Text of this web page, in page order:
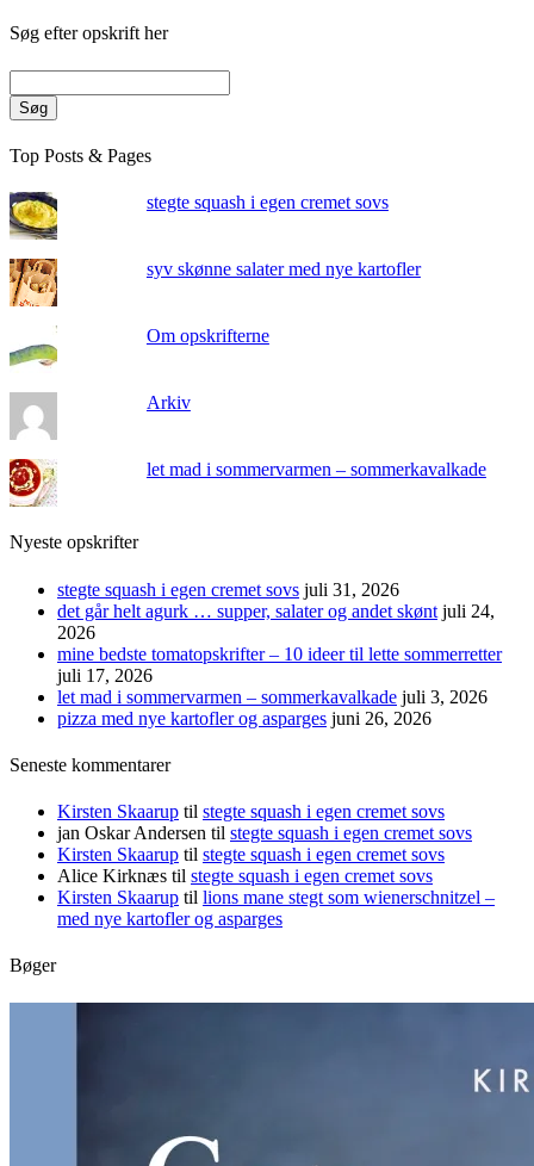
Søg efter opskrift her
Søg
Top Posts & Pages
stegte squash i egen cremet sovs
syv skønne salater med nye kartofler
Om opskrifterne
Arkiv
let mad i sommervarmen – sommerkavalkade
Nyeste opskrifter
stegte squash i egen cremet sovs juli 31, 2026
det går helt agurk … supper, salater og andet skønt juli 24,
2026
mine bedste tomatopskrifter – 10 ideer til lette sommerretter
juli 17, 2026
let mad i sommervarmen – sommerkavalkade juli 3, 2026
pizza med nye kartofler og asparges juni 26, 2026
Seneste kommentarer
Kirsten Skaarup til stegte squash i egen cremet sovs
jan Oskar Andersen til stegte squash i egen cremet sovs
Kirsten Skaarup til stegte squash i egen cremet sovs
Alice Kirknæs til stegte squash i egen cremet sovs
Kirsten Skaarup til lions mane stegt som wienerschnitzel –
med nye kartofler og asparges
Bøger